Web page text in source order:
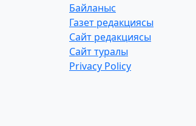
Байланыс
Газет редакциясы
Сайт редакциясы
Сайт туралы
Privacy Policy